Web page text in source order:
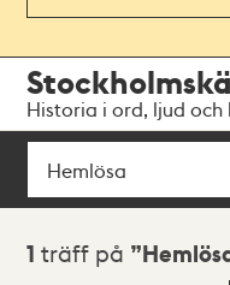
navigationen
huvudinnehållet
Historia i ord, ljud och
Sök
Sökresultat
1 träff på